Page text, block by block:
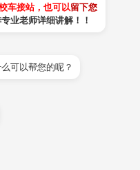
车接站，也可以留下您
业老师详细讲解！！
可以帮您的呢？